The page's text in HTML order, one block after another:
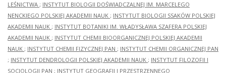
LEŚNICTWA ; INSTYTUT BIOLOGII DOŚWIADCZALNEJ IM. MARCELEGO
NENCKIEGO POLSKIEJ AKADEMII NAUK ; INSTYTUT BIOLOGII SSAKÓW POLSKIEJ
AKADEMII NAUK ; INSTYTUT BOTANIKI IM. WŁADYSŁAWA SZAFERA POLSKIEJ
AKADEMII NAUK ; INSTYTUT CHEMII BIOORGANICZNEJ POLSKIEJ AKADEMII
NAUK ; INSTYTUT CHEMII FIZYCZNEJ PAN ; INSTYTUT CHEMII ORGANICZNEJ PAN
; INSTYTUT DENDROLOGII POLSKIEJ AKADEMII NAUK ; INSTYTUT FILOZOFII I
SOCJOLOGII PAN ; INSTYTUT GEOGRAFII I PRZESTRZENNEGO